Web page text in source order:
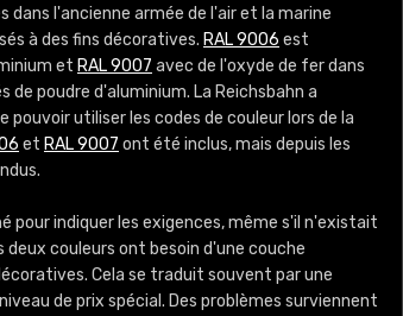
l'ancienne armée de l'air et la marine
à des fins décoratives. RAL 9006 est
et RAL 9007 avec de l'oxyde de fer dans
poudre d'aluminium. La Reichsbahn a
utiliser les codes de couleur lors de la
et RAL 9007 ont été inclus, mais depuis les
pour indiquer les exigences, même s'il n'existait
deux couleurs ont besoin d'une couche
Cela se traduit souvent par une
de prix spécial. Des problèmes surviennent